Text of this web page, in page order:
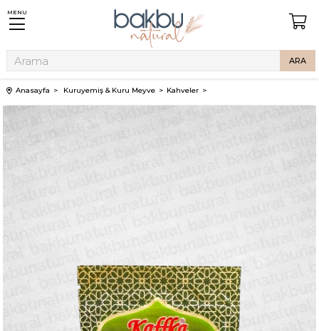
MENU
Anasayfa Kuruyemiş & Kuru Meyve Kahveler